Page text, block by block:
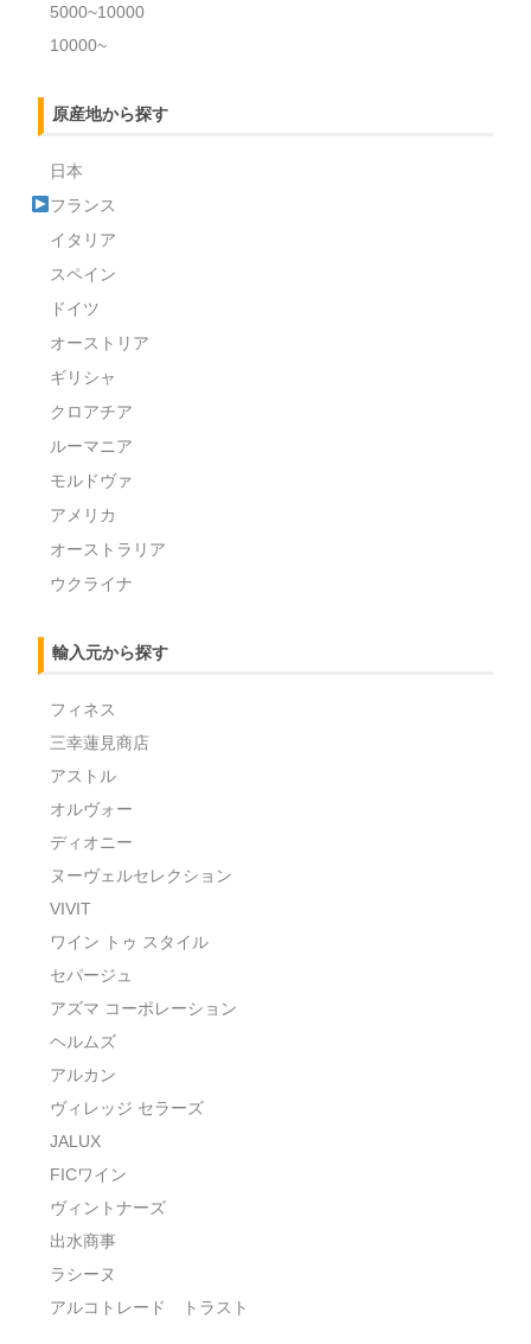
5000~10000
10000~
原産地から探す
日本
フランス
イタリア
スペイン
ドイツ
オーストリア
ギリシャ
クロアチア
ルーマニア
モルドヴァ
アメリカ
オーストラリア
ウクライナ
輸入元から探す
フィネス
三幸蓮見商店
アストル
オルヴォー
ディオニー
ヌーヴェルセレクション
VIVIT
ワイン トゥ スタイル
セパージュ
アズマ コーポレーション
ヘルムズ
アルカン
ヴィレッジ セラーズ
JALUX
FICワイン
ヴィントナーズ
出水商事
ラシーヌ
アルコトレード トラスト